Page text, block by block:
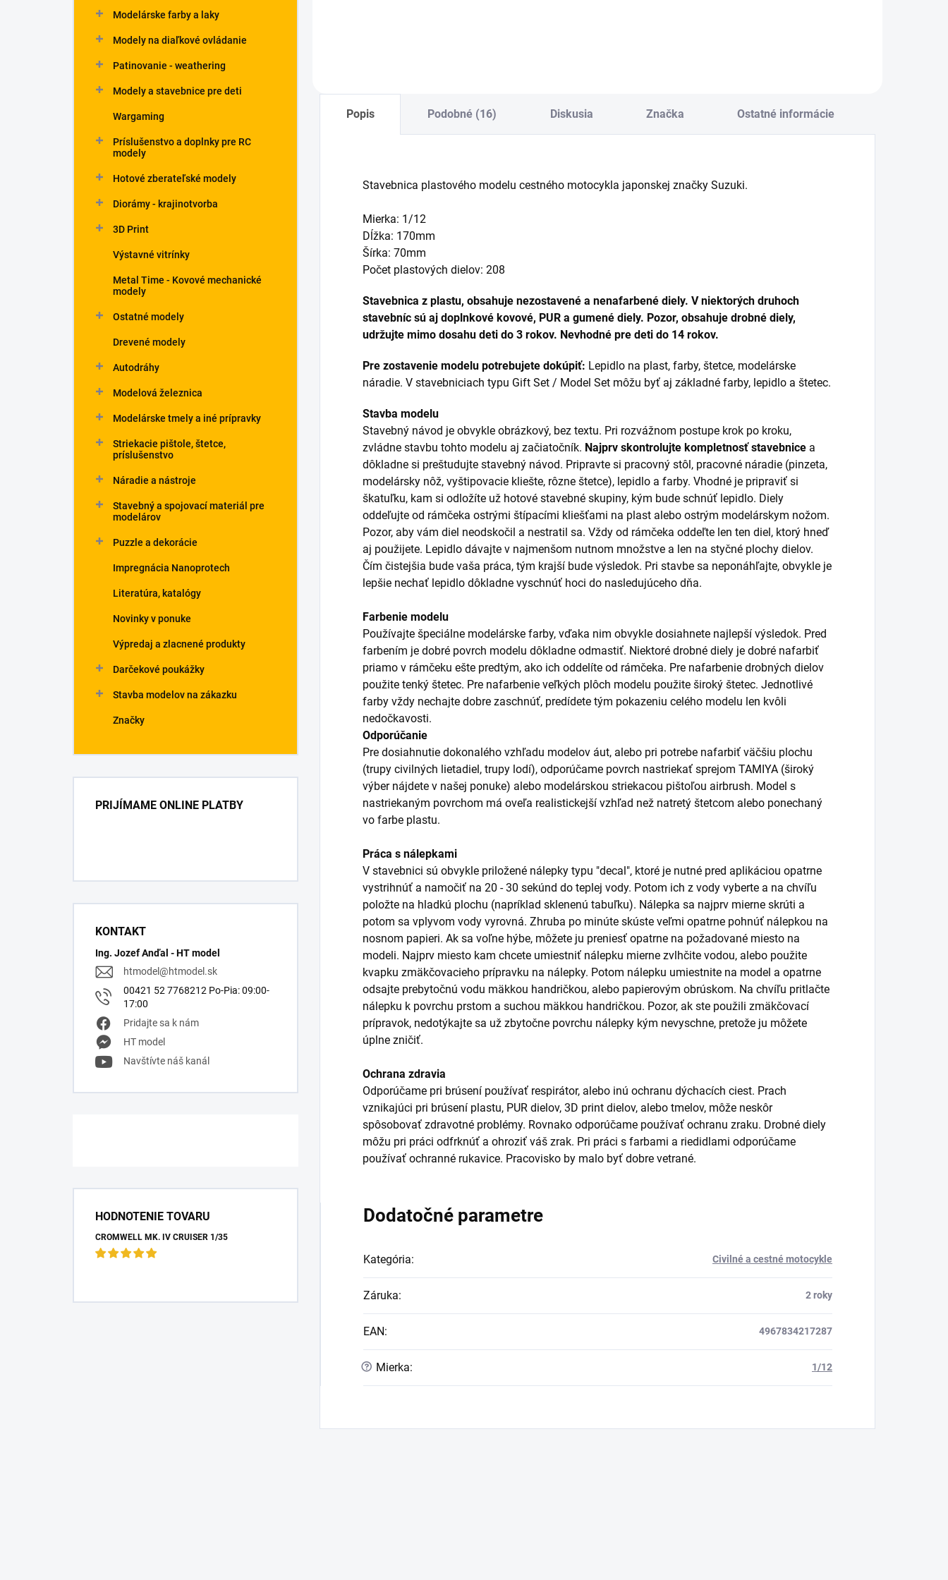
Modelárske farby a laky
Modely na diaľkové ovládanie
Patinovanie - weathering
Modely a stavebnice pre deti
Wargaming
Príslušenstvo a doplnky pre RC
modely
Hotové zberateľské modely
Diorámy - krajinotvorba
3D Print
Výstavné vitrínky
Metal Time - Kovové mechanické
modely
Ostatné modely
Drevené modely
Autodráhy
Modelová železnica
Modelárske tmely a iné prípravky
Striekacie pištole, štetce,
príslušenstvo
Náradie a nástroje
Stavebný a spojovací materiál pre
modelárov
Puzzle a dekorácie
Impregnácia Nanoprotech
Literatúra, katalógy
Novinky v ponuke
Výpredaj a zlacnené produkty
Darčekové poukážky
Stavba modelov na zákazku
Značky
PRIJÍMAME ONLINE PLATBY
KONTAKT
Ing. Jozef Anďal - HT model
htmodel@htmodel.sk
00421 52 7768212 Po-Pia: 09:00-
17:00
Pridajte sa k nám
HT model
Navštívte náš kanál
HODNOTENIE TOVARU
CROMWELL MK. IV CRUISER 1/35
Popis Podobné (16) Diskusia Značka Ostatné informácie
Stavebnica plastového modelu cestného motocykla japonskej značky Suzuki.
Mierka: 1/12
Dĺžka: 170mm
Šírka: 70mm
Počet plastových dielov: 208
Stavebnica z plastu, obsahuje nezostavené a nenafarbené diely. V niektorých druhoch
stavebníc sú aj doplnkové kovové, PUR a gumené diely. Pozor, obsahuje drobné diely,
udržujte mimo dosahu deti do 3 rokov. Nevhodné pre deti do 14 rokov.
Pre zostavenie modelu potrebujete dokúpiť: Lepidlo na plast, farby, štetce, modelárske
náradie. V stavebniciach typu Gift Set / Model Set môžu byť aj základné farby, lepidlo a štetec.
Stavba modelu
Stavebný návod je obvykle obrázkový, bez textu. Pri rozvážnom postupe krok po kroku,
zvládne stavbu tohto modelu aj začiatočník. Najprv skontrolujte kompletnosť stavebnice a
dôkladne si preštudujte stavebný návod. Pripravte si pracovný stôl, pracovné náradie (pinzeta,
modelársky nôž, vyštipovacie kliešte, rôzne štetce), lepidlo a farby. Vhodné je pripraviť si
škatuľku, kam si odložíte už hotové stavebné skupiny, kým bude schnúť lepidlo. Diely
oddeľujte od rámčeka ostrými štípacími kliešťami na plast alebo ostrým modelárskym nožom.
Pozor, aby vám diel neodskočil a nestratil sa. Vždy od rámčeka oddeľte len ten diel, ktorý hneď
aj použijete. Lepidlo dávajte v najmenšom nutnom množstve a len na styčné plochy dielov.
Čím čistejšia bude vaša práca, tým krajší bude výsledok. Pri stavbe sa neponáhľajte, obvykle je
lepšie nechať lepidlo dôkladne vyschnúť hoci do nasledujúceho dňa.
Farbenie modelu
Používajte špeciálne modelárske farby, vďaka nim obvykle dosiahnete najlepší výsledok. Pred
farbením je dobré povrch modelu dôkladne odmastiť. Niektoré drobné diely je dobré nafarbiť
priamo v rámčeku ešte predtým, ako ich oddelíte od rámčeka. Pre nafarbenie drobných dielov
použite tenký štetec. Pre nafarbenie veľkých plôch modelu použite široký štetec. Jednotlivé
farby vždy nechajte dobre zaschnúť, predídete tým pokazeniu celého modelu len kvôli
nedočkavosti.
Odporúčanie
Pre dosiahnutie dokonalého vzhľadu modelov áut, alebo pri potrebe nafarbiť väčšiu plochu
(trupy civilných lietadiel, trupy lodí), odporúčame povrch nastriekať sprejom TAMIYA (široký
výber nájdete v našej ponuke) alebo modelárskou striekacou pištoľou airbrush. Model s
nastriekaným povrchom má oveľa realistickejší vzhľad než natretý štetcom alebo ponechaný
vo farbe plastu.
Práca s nálepkami
V stavebnici sú obvykle priložené nálepky typu "decal", ktoré je nutné pred aplikáciou opatrne
vystrihnúť a namočiť na 20 - 30 sekúnd do teplej vody. Potom ich z vody vyberte a na chvíľu
položte na hladkú plochu (napríklad sklenenú tabuľku). Nálepka sa najprv mierne skrúti a
potom sa vplyvom vody vyrovná. Zhruba po minúte skúste veľmi opatrne pohnúť nálepkou na
nosnom papieri. Ak sa voľne hýbe, môžete ju preniesť opatrne na požadované miesto na
modeli. Najprv miesto kam chcete umiestniť nálepku mierne zvlhčite vodou, alebo použite
kvapku zmäkčovacieho prípravku na nálepky. Potom nálepku umiestnite na model a opatrne
odsajte prebytočnú vodu mäkkou handričkou, alebo papierovým obrúskom. Na chvíľu pritlačte
nálepku k povrchu prstom a suchou mäkkou handričkou. Pozor, ak ste použili zmäkčovací
prípravok, nedotýkajte sa už zbytočne povrchu nálepky kým nevyschne, pretože ju môžete
úplne zničiť.
Ochrana zdravia
Odporúčame pri brúsení používať respirátor, alebo inú ochranu dýchacích ciest. Prach
vznikajúci pri brúsení plastu, PUR dielov, 3D print dielov, alebo tmelov, môže neskôr
spôsobovať zdravotné problémy. Rovnako odporúčame používať ochranu zraku. Drobné diely
môžu pri práci odfrknúť a ohroziť váš zrak. Pri práci s farbami a riedidlami odporúčame
používať ochranné rukavice. Pracovisko by malo byť dobre vetrané.
Dodatočné parametre
Kategória: Civilné a cestné motocykle
Záruka: 2 roky
EAN: 4967834217287
? Mierka: 1/12